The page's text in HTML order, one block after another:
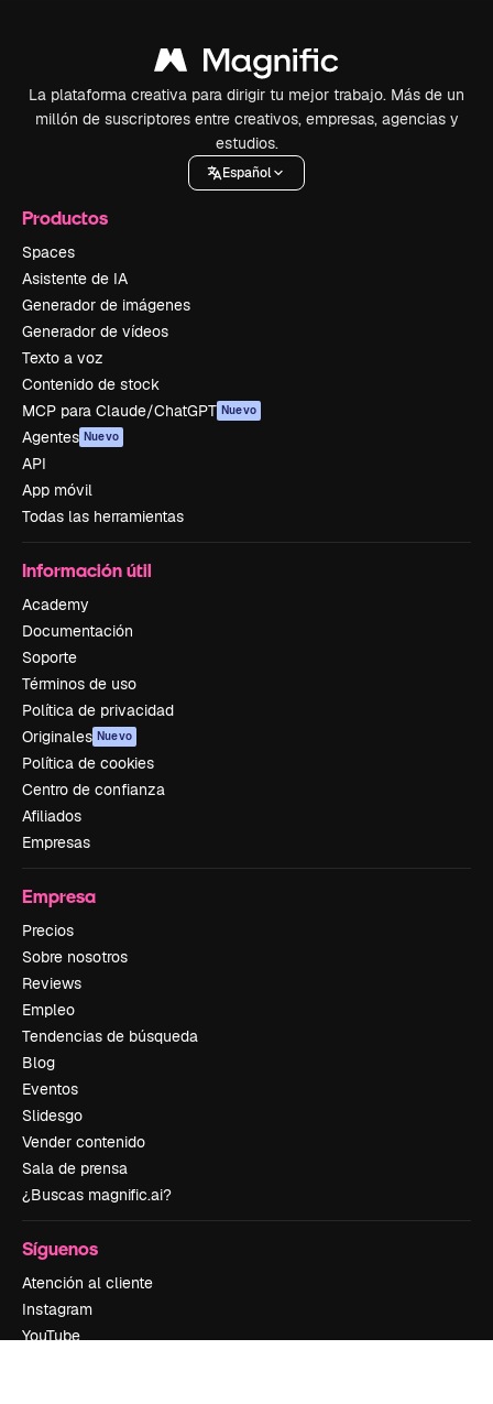
La plataforma creativa para dirigir tu mejor trabajo. Más de un
millón de suscriptores entre creativos, empresas, agencias y
estudios.
Español
Productos
Spaces
Asistente de IA
Generador de imágenes
Generador de vídeos
Texto a voz
Contenido de stock
MCP para Claude/ChatGPT Nuevo
Agentes Nuevo
API
App móvil
Todas las herramientas
Información útil
Academy
Documentación
Soporte
Términos de uso
Política de privacidad
Originales Nuevo
Política de cookies
Centro de confianza
Afiliados
Empresas
Empresa
Precios
Sobre nosotros
Reviews
Empleo
Tendencias de búsqueda
Blog
Eventos
Slidesgo
Vender contenido
Sala de prensa
¿Buscas magnific.ai?
Síguenos
Atención al cliente
Instagram
YouTube